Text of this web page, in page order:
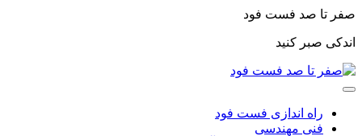
صفر تا صد فست فود
اندکی صبر کنید
راه اندازی فست فود
فنی مهندسی